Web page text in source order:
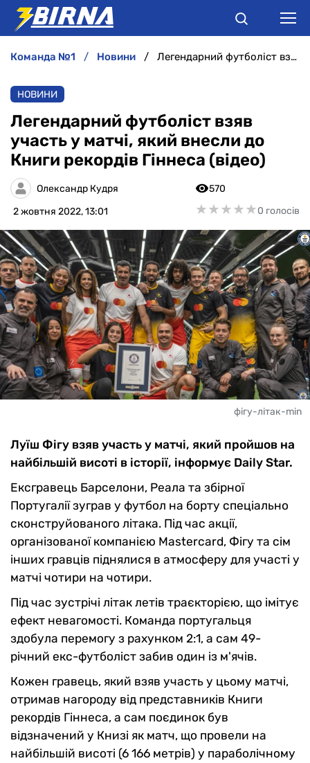
АНАЛІТИКА
ІНТЕРВ'Ю
РІЗНЕ
команда №1 новини Легендарний футболіст взяв участь у матчі, який внесли до Книги рекордів Гіннеса (відео)
НОВИНИ
Легендарний футболіст взяв
участь у матчі, який внесли до
Книги рекордів Гіннеса (відео)
Олександр Кудря
2 жовтня 2022, 13:01
570
★★★★★
★★★★★0 голосів
фігу-літак-min
Луїш Фігу взяв участь у матчі, який пройшов на
найбільшій висоті в історії, інформує Daily Star.
Ексгравець Барселони, Реала та збірної
Португалії зуграв у футбол на борту спеціально
сконструйованого літака. Під час акції,
організованої компанією Mastercard, Фігу та сім
інших гравців піднялися в атмосферу для участі у
матчі чотири на чотири.
Під час зустрічі літак летів траєкторією, що імітує
ефект невагомості. Команда португальця
здобула перемогу з рахунком 2:1, а сам 49-
річний екс-футболіст забив один із м'ячів.
Кожен гравець, який взяв участь у цьому матчі,
отримав нагороду від представників Книги
рекордів Гіннеса, а сам поєдинок був
відзначений у Книзі як матч, що провели на
найбільшій висоті (6 166 метрів) у параболічному